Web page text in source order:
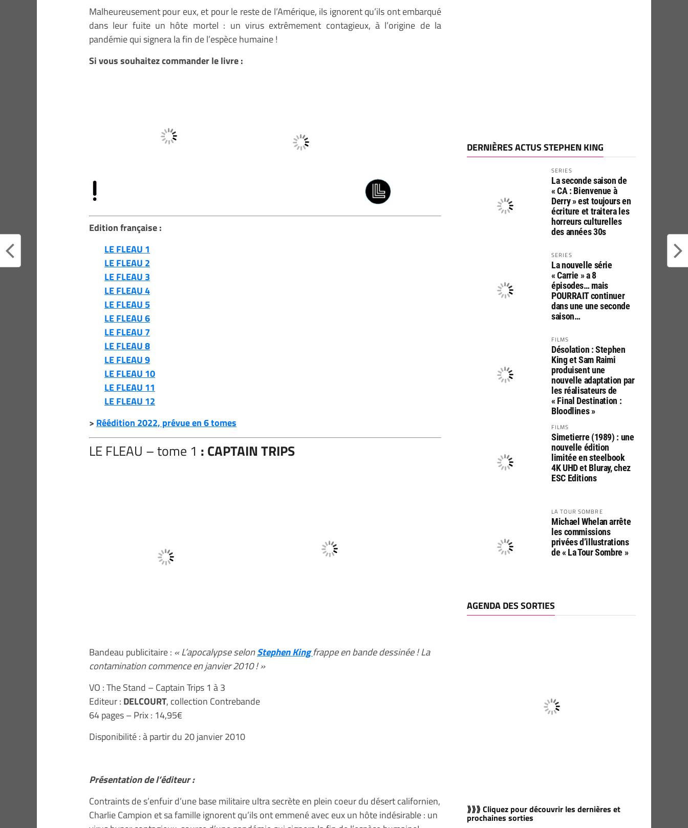
Malheureusement pour eux, et pour le reste de l’Amérique, ils ignorent qu’ils ont embarqué
dans leur fuite un hôte mortel : un virus extrêmement contagieux, à l’origine de la
pandémie qui signera la fin de l’espèce humaine !
Si vous souhaitez commander le livre :
Edition française :
LE FLEAU 1
LE FLEAU 2
LE FLEAU 3
LE FLEAU 4
LE FLEAU 5
LE FLEAU 6
LE FLEAU 7
LE FLEAU 8
LE FLEAU 9
LE FLEAU 10
LE FLEAU 11
LE FLEAU 12
> Réédition 2022, prévue en 6 tomes
LE FLEAU – tome 1 : CAPTAIN TRIPS
Bandeau publicitaire : « L’apocalypse selonStephen Kingfrappe en bande dessinée ! La
contamination commence en janvier 2010 ! »
VO : The Stand – Captain Trips 1 à 3
Editeur : DELCOURT, collection Contrebande
64 pages – Prix : 14,95€
Disponibilité : à partir du 20 janvier 2010
Présentation de l’éditeur :
Contraints de s’enfuir d’une base militaire ultra secrète en plein coeur du désert californien,
Charlie Campion et sa famille ignorent qu’ils ont emmené avec eux un hôte indésirable : un
DERNIÈRES ACTUS STEPHEN KING
SERIES
La seconde saison de
« CA : Bienvenue à
Derry » est toujours en
écriture et traitera les
horreurs culturelles
des années 30s
SERIES
La nouvelle série
« Carrie » a 8
épisodes… mais
POURRAIT continuer
dans une une seconde
saison…
FILMS
Désolation : Stephen
King et Sam Raimi
produisent une
nouvelle adaptation par
les réalisateurs de
« Final Destination :
Bloodlines »
FILMS
Simetierre (1989) : une
nouvelle édition
limitée en steelbook
4K UHD et Bluray, chez
ESC Editions
LA TOUR SOMBRE
Michael Whelan arrête
les commissions
privées d’illustrations
de « La Tour Sombre »
AGENDA DES SORTIES
⟫⟫⟫ Cliquez pour découvrir les dernières et
prochaines sorties